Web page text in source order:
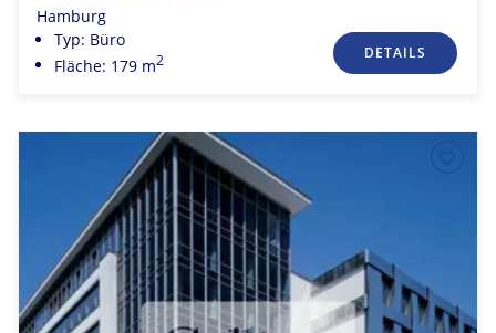
Hamburg
Typ: Büro
Fläche: 179 m2 DETAILS